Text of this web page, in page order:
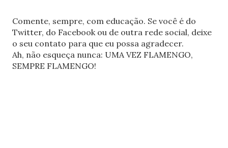
Comente, sempre, com educação. Se você é do
Twitter, do Facebook ou de outra rede social, deixe
o seu contato para que eu possa agradecer.
Ah, não esqueça nunca: UMA VEZ FLAMENGO,
SEMPRE FLAMENGO!